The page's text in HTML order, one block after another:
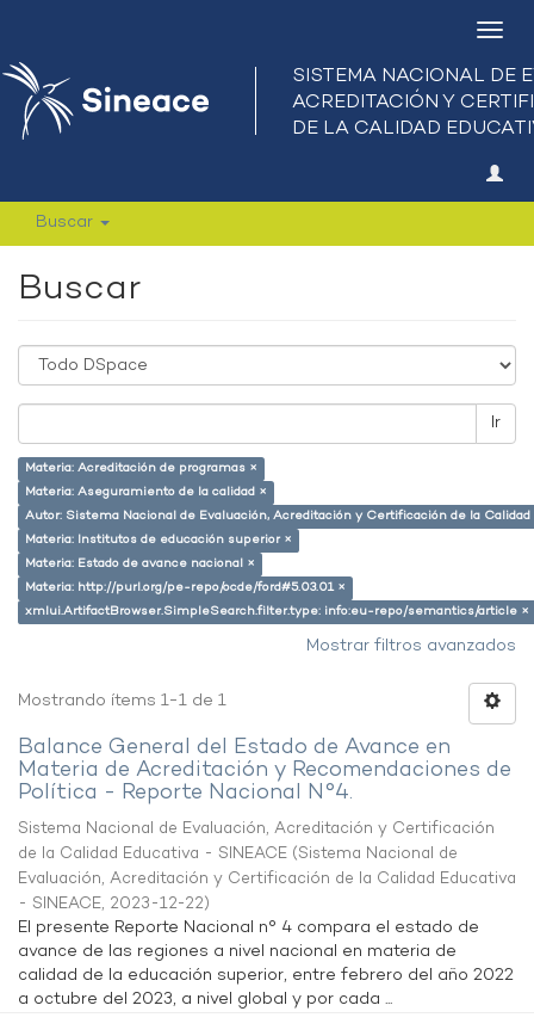
Buscar
Buscar
Ir
Materia: Acreditación de programas ×
Materia: Aseguramiento de la calidad ×
Autor: Sistema Nacional de Evaluación, Acreditación y Certificación de la
Materia: Institutos de educación superior ×
Materia: Estado de avance nacional ×
Materia: http://purl.org/pe-repo/ocde/ford#5.03.01 ×
xmlui.ArtifactBrowser.SimpleSearch.filter.type: info:eu-repo/semantics/article ×
Mostrar filtros avanzados
Mostrando ítems 1-1 de 1
Balance General del Estado de Avance en
Materia de Acreditación y Recomendaciones de
Política - Reporte Nacional N°4.
Sistema Nacional de Evaluación, Acreditación y Certificación
de la Calidad Educativa - SINEACE (Sistema Nacional de
Evaluación, Acreditación y Certificación de la Calidad Educativa
- SINEACE, 2023-12-22)
El presente Reporte Nacional n° 4 compara el estado de
avance de las regiones a nivel nacional en materia de
calidad de la educación superior, entre febrero del año 2022
a octubre del 2023, a nivel global y por cada ...